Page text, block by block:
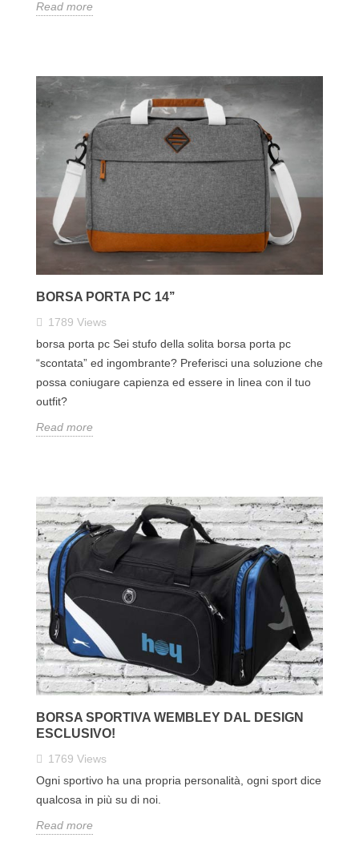
Read more
BORSA PORTA PC 14’’
1789 Views
borsa porta pc Sei stufo della solita borsa porta pc
“scontata” ed ingombrante? Preferisci una soluzione che
possa coniugare capienza ed essere in linea con il tuo
outfit?
Read more
BORSA SPORTIVA WEMBLEY DAL DESIGN
ESCLUSIVO!
1769 Views
Ogni sportivo ha una propria personalità, ogni sport dice
qualcosa in più su di noi.
Read more